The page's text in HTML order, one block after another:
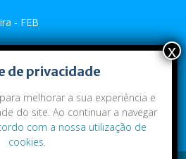
- FEB
- CEI
de privacidade
melhorar a sua experiência e
do site. Ao continuar a navegar
com a nossa utilização de
cookies.